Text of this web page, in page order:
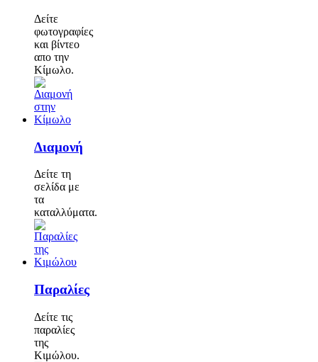
Δείτε
φωτογραφίες
και βίντεο
απο την
Κίμωλο.
Διαμονή
Δείτε τη
σελίδα με
τα
καταλλύματα.
Παραλίες
Δείτε τις
παραλίες
της
Κιμώλου.